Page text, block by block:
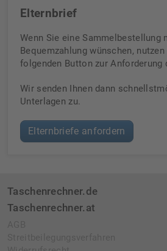
Elternbrief
Wenn Sie eine Sammelbestellung
Bequemzahlung wünschen,
folgenden Button zur Anforderung
Wir senden Ihnen dann
Unterlagen zu.
Elternbriefe anfordern
Taschenrechner.de
Taschenrechner.at